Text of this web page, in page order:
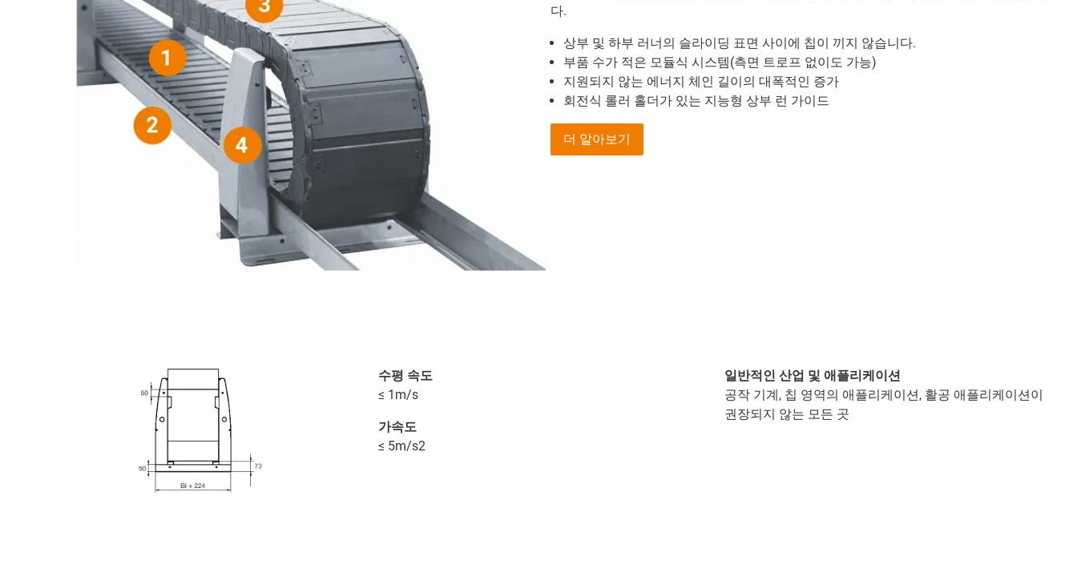
다.
상부 및 하부 러너의 슬라이딩 표면 사이에 칩이 끼지 않습니다.
부품 수가 적은 모듈식 시스템(측면 트로프 없이도 가능)
지원되지 않는 에너지 체인 길이의 대폭적인 증가
회전식 롤러 홀더가 있는 지능형 상부 런 가이드
더 알아보기
수평 속도
≤ 1m/s
가속도
≤ 5m/s2
일반적인 산업 및 애플리케이션
공작 기계, 칩 영역의 애플리케이션, 활공 애플리케이션이
권장되지 않는 모든 곳